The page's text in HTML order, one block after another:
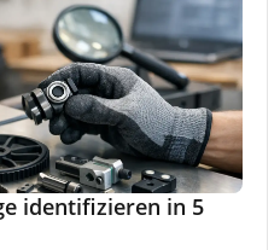
identifizieren in 5